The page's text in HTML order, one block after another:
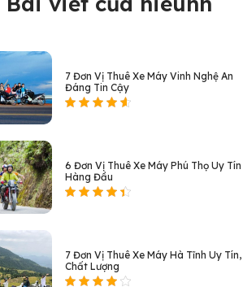
7 Đơn Vị Thuê Xe Máy Vinh Nghệ An
Đáng Tin Cậy
6 Đơn Vị Thuê Xe Máy Phú Thọ Uy Tín
Hàng Đầu
7 Đơn Vị Thuê Xe Máy Hà Tĩnh Uy Tín,
Chất Lượng